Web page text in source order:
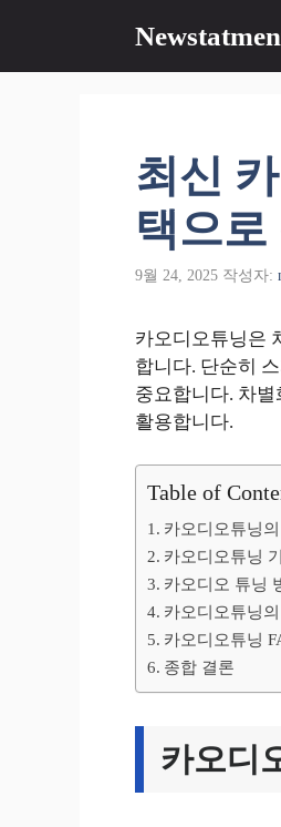
츠
최신
택으
9월 24, 2025 작성자:
카오디오튜닝은
합니다. 단순히
중요합니다. 차
활용합니다.
Table of
카오디오튜닝
카오디오튜닝
카오디오 튜닝
카오디오튜닝
카오디오튜닝
종합 결론
카오디